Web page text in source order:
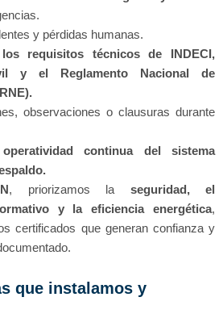
y pérdidas humanas.
los requisitos técnicos de INDECI,
y el Reglamento Nacional de
observaciones o clausuras durante
operatividad continua del sistema
, priorizamos la seguridad, el
y la eficiencia energética,
certificados que generan confianza y
que instalamos y